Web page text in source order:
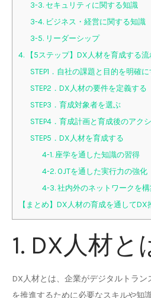
3-3. セキュリティに関する知識
3-4. ビジネス・経営に関する知識
3-5. リーダーシップ
4. 【5ステップ】DX人材を育成する流
STEP1．自社の課題と目的を明確に
STEP2．DX人材の要件を定義する
STEP3．育成対象者を選ぶ
STEP4．育成計画と育成後のアク
STEP5．DX人材を育成する
4-1. 座学を通した知識の習得
4-2. OJTを通した実行力の強化
4-3. 社内外のネットワークを
【まとめ】DX人材の育成を通して
1. DX人材と
DX人材とは、企業がデジタルトラン
を推進するために必要なスキルや知